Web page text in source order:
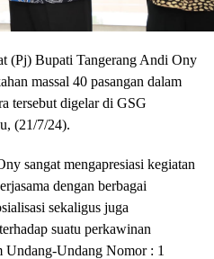
(Pj) Bupati Tangerang Andi Ony
massal 40 pasangan dalam
tersebut digelar di GSG
(21/7/24).
sangat mengapresiasi kegiatan
dengan berbagai
sekaligus juga
suatu perkawinan
Undang-Undang Nomor : 1